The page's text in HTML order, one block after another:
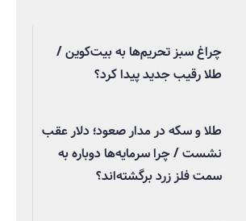
چراغ سبز تحریم‌ها به بیت‌کوین /
طلا رقیب جدید پیدا کرد؟
طلا و سکه در مدار صعود؛ دلار عقب
نشست / چرا سرمایه‌ها دوباره به
سمت فلز زرد برگشته‌اند؟